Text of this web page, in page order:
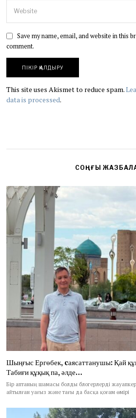
Save my name, email, and website in this
comment.
This site uses Akismet to reduce spam.
data is processed.
СОҢҒЫ
Шыңғыс Ергөбек, cаясаттанушы: Қай
Табиғи құқық па, әлде…
Бір аптаның шамасы болды блогерлерді
айтылған уағыз және тағы да басқа қоғам өмірі